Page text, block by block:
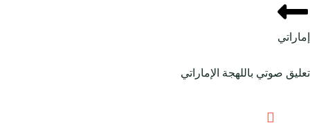
إماراتي
تعليق صوتي باللهجة الإماراتي